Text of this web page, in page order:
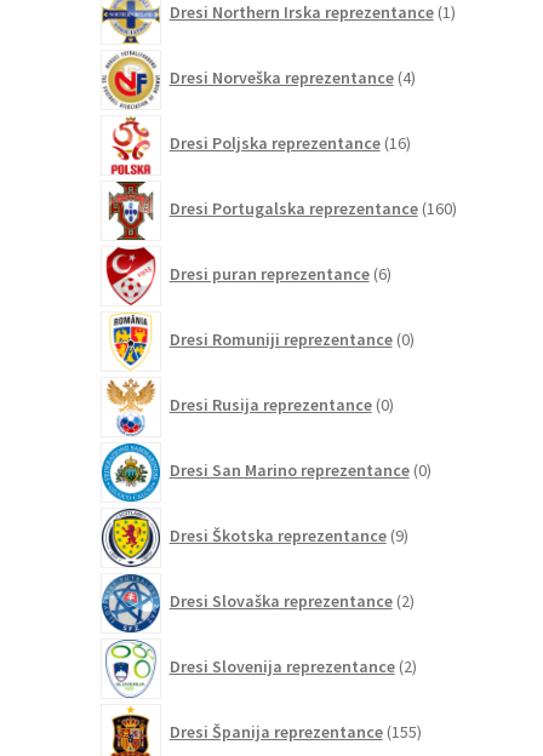
Dresi Northern Irska reprezentance 1izdelek
Dresi Norveška reprezentance 4izdelki
Dresi Poljska reprezentance 16izdelkov
Dresi Portugalska reprezentance 160izdelkov
Dresi puran reprezentance 6izdelkov
Dresi Romuniji reprezentance 0izdelkov
Dresi Rusija reprezentance 0izdelkov
Dresi San Marino reprezentance 0izdelkov
Dresi Škotska reprezentance 9izdelkov
Dresi Slovaška reprezentance 2izdelka
Dresi Slovenija reprezentance 2izdelka
Dresi Španija reprezentance 155izdelkov